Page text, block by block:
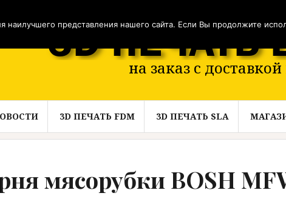
на заказ с
3D ПЕЧАТЬ FDM 3D ПЕЧАТЬ SLA
мясорубки BOSH
наилучшего представления нашего сайта. Если Вы продолжите